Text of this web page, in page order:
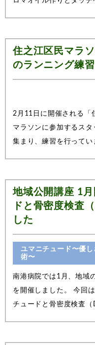
住之江区民マラ
のランニング練習
2月11日に開催される「
マラソンに参加するス
集まり、練習を行ってい
地域公開講座 1
ドと骨密度検査
した
ユマニチュード〜優
術〜
南港病院では1月、地域
を開催しました。 今回
チュードと骨密度検査（